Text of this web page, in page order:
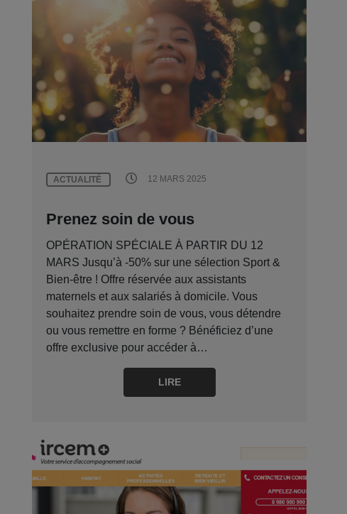
ACTUALITÉ 12 MARS 2025
Prenez soin de vous
OPÉRATION SPÉCIALE À PARTIR DU 12
MARS Jusqu’à -50% sur une sélection Sport &
Bien-être ! Offre réservée aux assistants
maternels et aux salariés à domicile. Vous
souhaitez prendre soin de vous, vous détendre
ou vous remettre en forme ? Bénéficiez d’une
offre exclusive pour accéder à…
LIRE